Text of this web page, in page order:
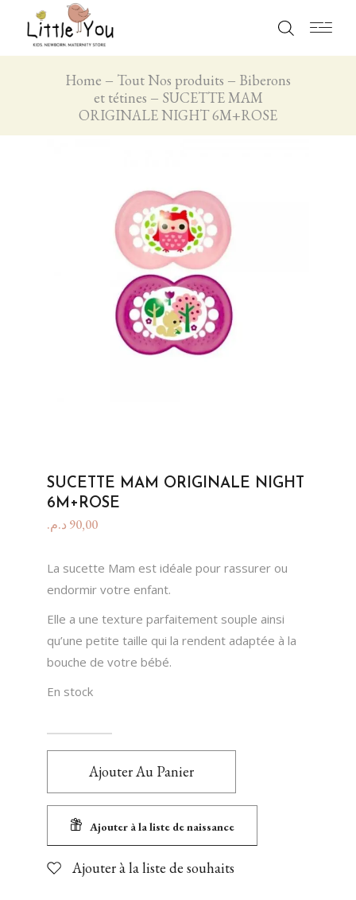
Home Tout Nos produits
Biberons
et tétines
SUCETTE MAM
ORIGINALE NIGHT 6M+ROSE
SUCETTE MAM ORIGINALE NIGHT
6M+ROSE
90,00 د.م.
La sucette Mam est idéale pour rassurer ou
endormir votre enfant.
Elle a une texture parfaitement souple ainsi
qu’une petite taille qui la rendent adaptée à la
bouche de votre bébé.
En stock
Ajouter Au Panier
Ajouter à la liste de naissance
Ajouter à la liste de souhaits